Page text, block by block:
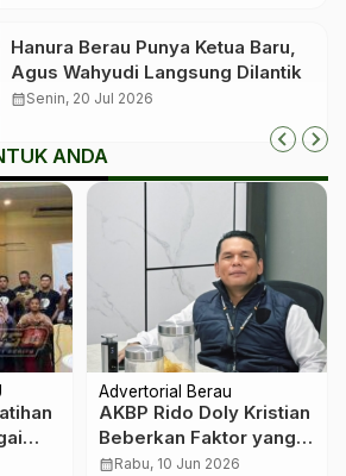
Hanura Berau Punya Ketua Baru,
Agus Wahyudi Langsung Dilantik
calendar_monthSenin, 20 Jul 2026
ANDA
Advertorial Berau
AKBP Rido Doly Kristian
Beberkan Faktor yang
Memicu Kejahatan
calendar_monthRabu, 10 Jun 2026